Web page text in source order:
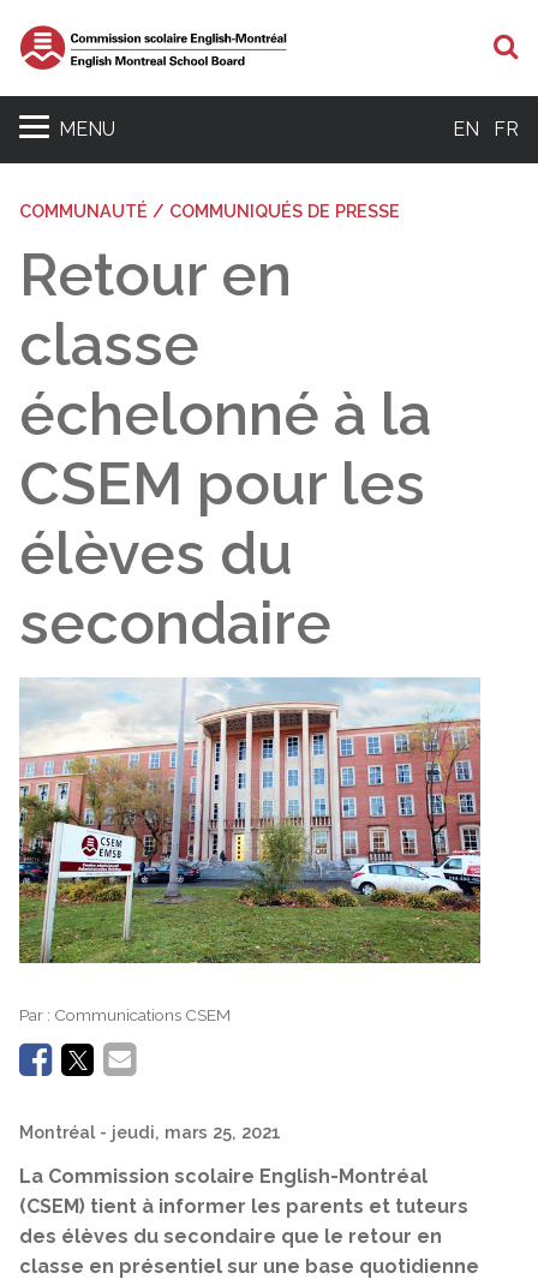
MENU EN FR
COMMUNAUTÉ / COMMUNIQUÉS DE PRESSE
Retour en
classe
échelonné à la
CSEM pour les
élèves du
secondaire
Par : Communications CSEM
Montréal - jeudi, mars 25, 2021
La Commission scolaire English-Montréal
(CSEM) tient à informer les parents et tuteurs
des élèves du secondaire que le retour en
classe en présentiel sur une base quotidienne